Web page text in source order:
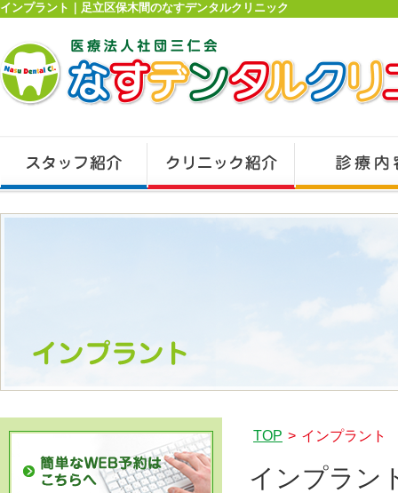
インプラント｜足立区保木間のなすデンタルクリニック
TOP > インプラント
インプラン